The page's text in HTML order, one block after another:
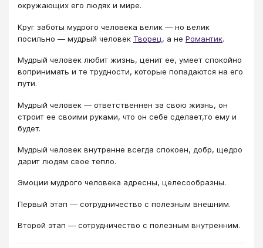
окружающих его людях и мире.
Круг заботы мудрого человека велик — но велик
посильно — мудрый человек Творец, а не Романтик.
Мудрый человек любит жизнь, ценит ее, умеет спокойно
вопринимать и те трудности, которые попадаются на его
пути.
Мудрый человек — ответственнен за свою жизнь, он
строит ее своими руками, что он себе сделает,то ему и
будет.
Мудрый человек внутренне всегда спокоен, добр, щедро
дарит людям свое тепло.
Эмоции мудрого человека адресны, целесообразны.
Первый этап — сотрудничество с полезным внешним.
Второй этап — сотрудничество с полезным внутренним.